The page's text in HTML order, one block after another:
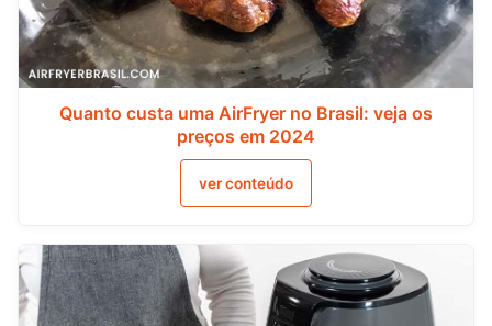
Quanto custa uma AirFryer no Brasil: veja os
preços em 2024
ver conteúdo